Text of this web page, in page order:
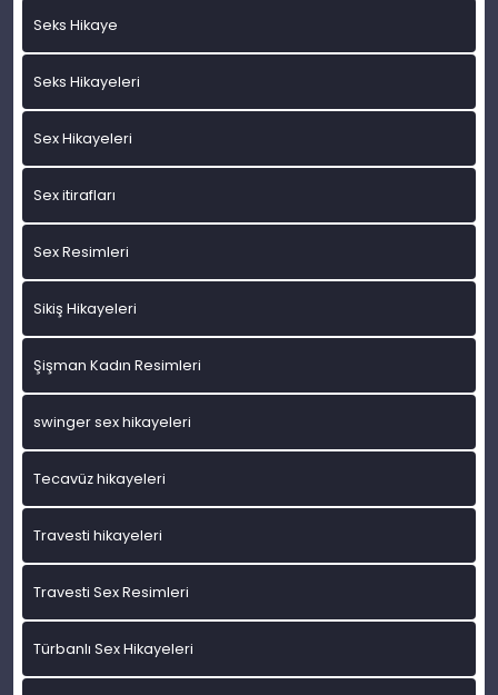
Seks Hikaye
Seks Hikayeleri
Sex Hikayeleri
Sex itirafları
Sex Resimleri
Sikiş Hikayeleri
Şişman Kadın Resimleri
swinger sex hikayeleri
Tecavüz hikayeleri
Travesti hikayeleri
Travesti Sex Resimleri
Türbanlı Sex Hikayeleri